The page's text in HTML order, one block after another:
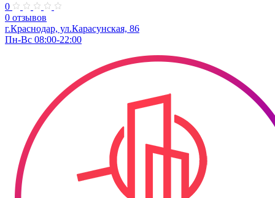
0
0 отзывов
г.Краснодар, ул.​​Карасунская, 86
Пн-Вс 08:00-22:00